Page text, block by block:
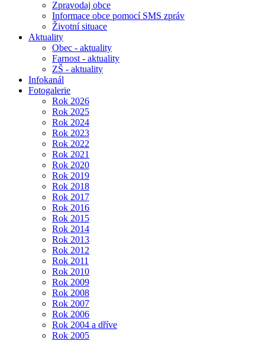
Zpravodaj obce
Informace obce pomocí SMS zpráv
Životní situace
Aktuality
Obec - aktuality
Farnost - aktuality
ZŠ - aktuality
Infokanál
Fotogalerie
Rok 2026
Rok 2025
Rok 2024
Rok 2023
Rok 2022
Rok 2021
Rok 2020
Rok 2019
Rok 2018
Rok 2017
Rok 2016
Rok 2015
Rok 2014
Rok 2013
Rok 2012
Rok 2011
Rok 2010
Rok 2009
Rok 2008
Rok 2007
Rok 2006
Rok 2004 a dříve
Rok 2005